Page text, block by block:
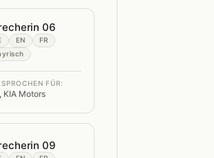
06
EN
FR
FÜR:
KIA Motors
09